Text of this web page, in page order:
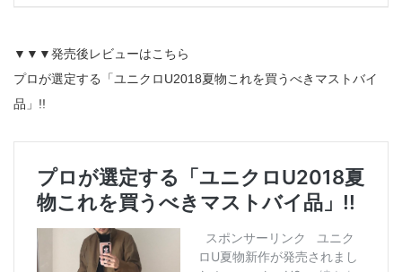
▼▼▼発売後レビューはこちら
プロが選定する「ユニクロU2018夏物これを買うべきマストバイ
品」!!